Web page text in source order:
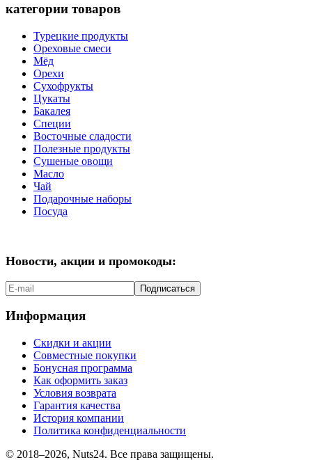
категории товаров
Турецкие продукты
Ореховые смеси
Мёд
Орехи
Сухофрукты
Цукаты
Бакалея
Специи
Восточные сладости
Полезные продукты
Сушеные овощи
Масло
Чай
Подарочные наборы
Посуда
Новости, акции и промокоды:
Подписаться
Информация
Скидки и акции
Совместные покупки
Бонусная программа
Как оформить заказ
Условия возврата
Гарантия качества
История компании
Политика конфиденциальности
© 2018–2026, Nuts24. Все права защищены.